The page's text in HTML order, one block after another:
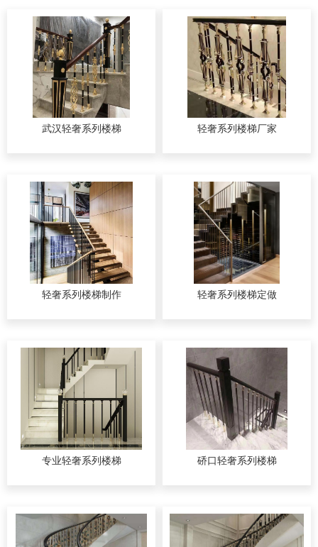
武汉轻奢系列楼梯 轻奢系列楼梯厂家
轻奢系列楼梯制作 轻奢系列楼梯定做
专业轻奢系列楼梯 硚口轻奢系列楼梯